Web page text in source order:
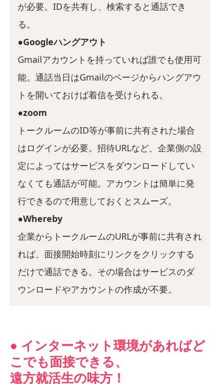
が必要。IDを共有し、検索すると通話でき
る。
●Googleハングアウト
Gmailアカウントを持っていれば誰でも使用可
能。通話当日はGmailのページからハングアウ
トを開いておけば着信を受けられる。
●zoom
トークルームのID等が事前に共有された場合
はログインが必要。招待URLなど、企業側の設
定によってはサービスをダウンロードしてい
なくても通話が可能。アカウントは簡単に発
行できるので用意しておくとスムーズ。
●Whereby
企業からトークルームのURLが事前に共有され
れば、面接開始時刻にリンクをクリックする
だけで通話できる。その場合はサービスのダ
ウンロードやアカウントの作成が不要。
● インターネット環境があればど
こでも面接できる、
遠方就活生の味方！